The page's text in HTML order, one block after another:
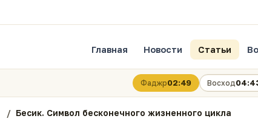
Главная Новости Статьи
Фаджр02:49 Восход
Бесик. Символ бесконечного жизненного цикла